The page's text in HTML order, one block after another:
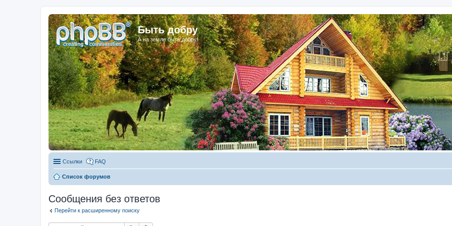
Быть добру
А на земле быть добру!
Ссылки FAQ
Список форумов
Сообщения без ответов
Перейти к расширенному поиску